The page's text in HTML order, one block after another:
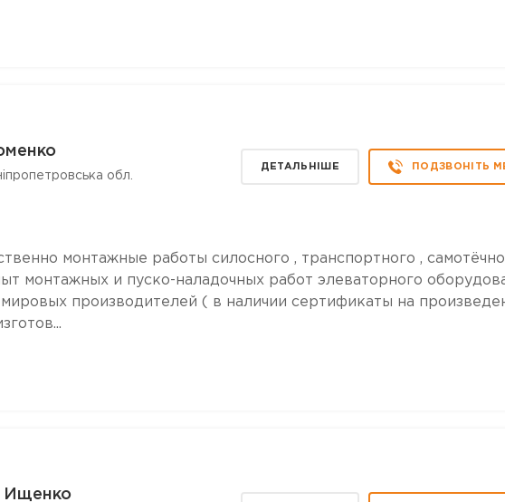
обл.
ДЕТАЛЬНІШЕ ПОДЗВОНІТЬ
монтажные работы силосного , транспортного ,
монтажных и пуско-наладочных работ элеваторного
производителей ( в наличии сертификаты на
Ищенко